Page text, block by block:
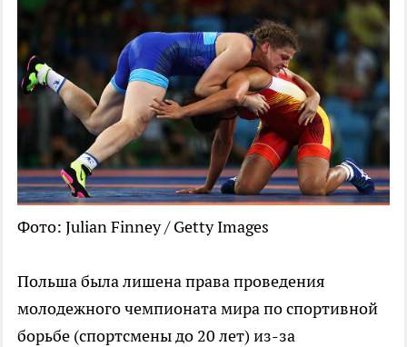
Фото: Julian Finney / Getty Images
Польша была лишена права проведения
молодежного чемпионата мира по спортивной
борьбе (спортсмены до 20 лет) из-за